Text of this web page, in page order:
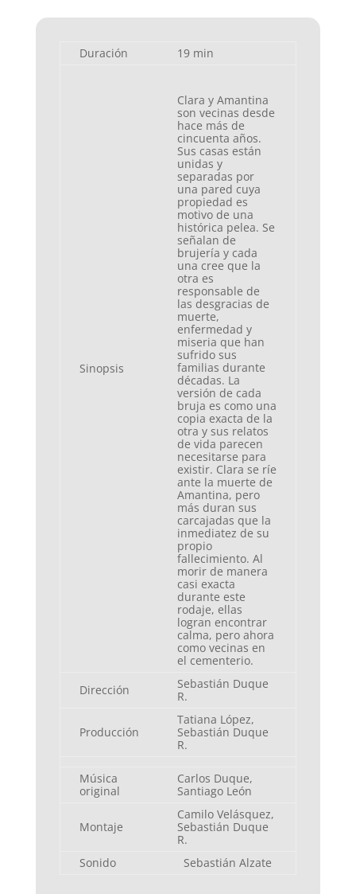
Duración 19 min
Sinopsis
Clara y Amantina
son vecinas desde
hace más de
cincuenta años.
Sus casas están
unidas y
separadas por
una pared cuya
propiedad es
motivo de una
histórica pelea. Se
señalan de
brujería y cada
una cree que la
otra es
responsable de
las desgracias de
muerte,
enfermedad y
miseria que han
sufrido sus
familias durante
décadas. La
versión de cada
bruja es como una
copia exacta de la
otra y sus relatos
de vida parecen
necesitarse para
existir. Clara se ríe
ante la muerte de
Amantina, pero
más duran sus
carcajadas que la
inmediatez de su
propio
fallecimiento. Al
morir de manera
casi exacta
durante este
rodaje, ellas
logran encontrar
calma, pero ahora
como vecinas en
el cementerio.
Dirección
Sebastián Duque
R.
Producción
Tatiana López,
Sebastián Duque
R.
Música
original
Carlos Duque,
Santiago León
Montaje
Camilo Velásquez,
Sebastián Duque
R.
Sonido
Sebastián Alzate